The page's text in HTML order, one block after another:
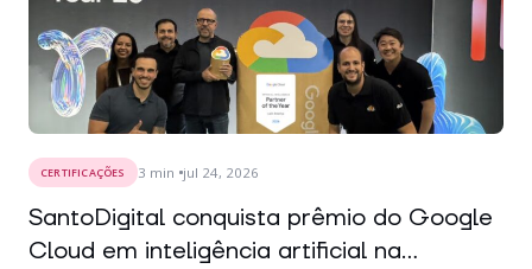
CERTIFICAÇÕES 3 min jul 24, 2026
SantoDigital conquista prêmio do Google
Cloud em inteligência artificial na...